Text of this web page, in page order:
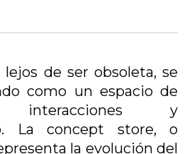
de ser obsoleta, se
como un espacio de
interacciones y
La concept store, o
la evolución del